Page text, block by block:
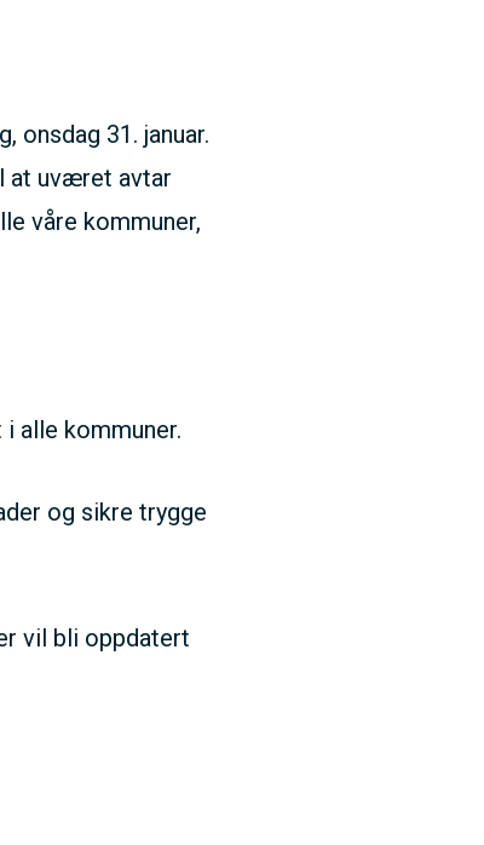
onsdag 31. januar.
at uværet avtar
våre kommuner,
alle kommuner.
og sikre trygge
vil bli oppdatert